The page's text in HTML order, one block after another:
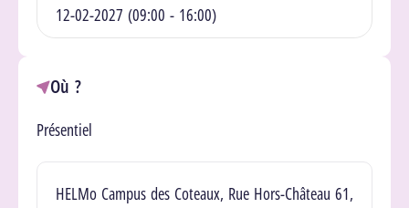
12-02-2027 (09:00 - 16:00)
Où ?
Présentiel
Lieu(x)
HELMo Campus des Coteaux, Rue Hors-Château 61,